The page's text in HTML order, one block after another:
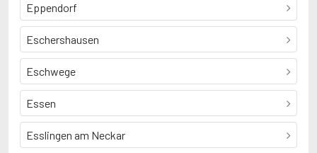
Eppendorf
Eschershausen
Eschwege
Essen
Esslingen am Neckar